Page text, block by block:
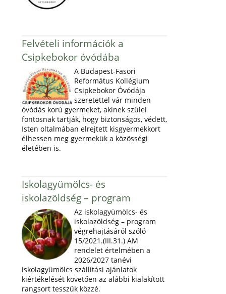
Felvételi információk a
Csipkebokor óvódába
A Budapest-Fasori
Református Kollégium
Csipkebokor Óvódája
szeretettel vár minden
óvódás korú gyermeket, akinek szülei
fontosnak tartják, hogy biztonságos, védett,
Isten oltalmában elrejtett kisgyermekkort
élhessen meg gyermekük a közösségi
életében is.
Iskolagyümölcs- és
iskolazöldség – program
Az iskolagyümölcs- és
iskolazöldség – program
végrehajtásáról szóló
15/2021.(III.31.) AM
rendelet értelmében a
2026/2027 tanévi
iskolagyümölcs szállítási ajánlatok
kiértékelését követően az alábbi kialakított
rangsort tesszük közzé.